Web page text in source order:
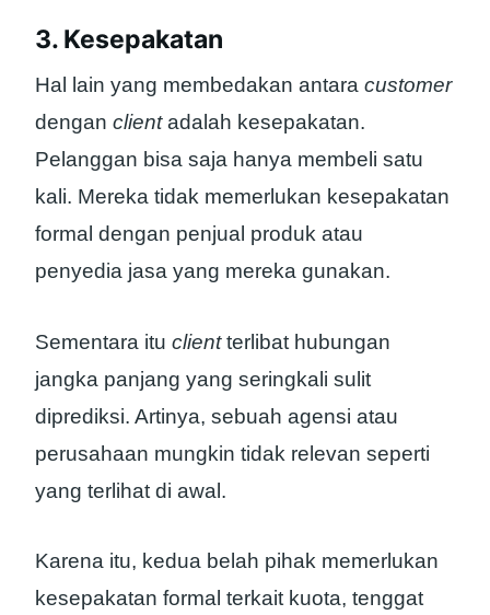
3. Kesepakatan
Hal lain yang membedakan antara customer
dengan clientadalah kesepakatan.
Pelanggan bisa saja hanya membeli satu
kali. Mereka tidak memerlukan kesepakatan
formal dengan penjual produk atau
penyedia jasa yang mereka gunakan.
Sementara itu clientterlibat hubungan
jangka panjang yang seringkali sulit
diprediksi. Artinya, sebuah agensi atau
perusahaan mungkin tidak relevan seperti
yang terlihat di awal.
Karena itu, kedua belah pihak memerlukan
kesepakatan formal terkait kuota, tenggat